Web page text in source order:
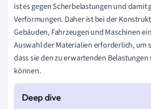
ist es gegen Scherbelastungen und damit
Verformungen. Daher ist bei der
Gebäuden, Fahrzeugen und Maschinen
Auswahl der Materialien erforderlich, um
dass sie den zu erwartenden
können.